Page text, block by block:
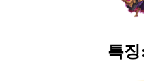
특징: